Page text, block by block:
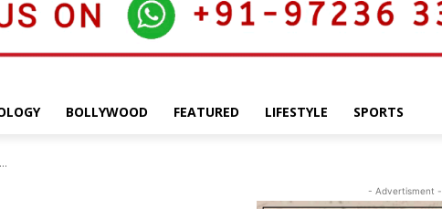
BOLLYWOOD FEATURED LIFESTYLE SPORTS
- Advertisment -